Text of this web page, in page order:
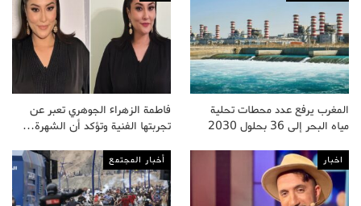
المغرب يرفع عدد محطات تحلية
مياه البحر إلى 36 بحلول 2030
فاطمة الزهراء الجوهري تعبر عن
تجربتها الفنية وتؤكد أن الشهرة…
اخبار أخبار المجتمع